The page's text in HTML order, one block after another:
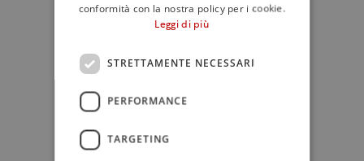
occasione un’opportunità di
custodisce un’identità enologica
profonda e distintiva, che merita di
essere raccontata su palcoscenici
commissaria straordinaria
conformità con la nostra policy per i cookie.
Leggi di più
STRETTAMENTE NECESSARI
PERFORMANCE
TARGETING